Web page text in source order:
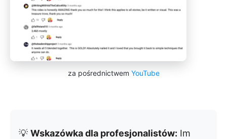
za pośrednictwem YouTube
💡 Wskazówka dla profesjonalistów: Im